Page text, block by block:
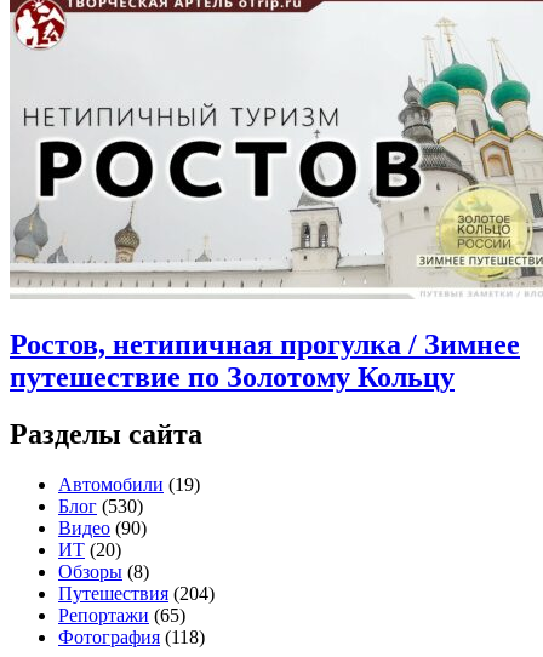
Ростов, нетипичная прогулка / Зимнее
путешествие по Золотому Кольцу
Разделы сайта
Автомобили (19)
Блог (530)
Видео (90)
ИТ (20)
Обзоры (8)
Путешествия (204)
Репортажи (65)
Фотография (118)